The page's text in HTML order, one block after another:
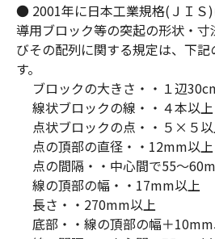
● 2001年に日本工業規格(ＪＩＳ
導用ブロック等の突起の形状・
びその配列に関する規定は、下記
す。
ブロックの大きさ・・１辺
線状ブロックの線・・４本以上
点状ブロックの点・・５×５
点の頂部の直径・・12mm以上
点の間隔・・中心間で55～
線の頂部の幅・・17mm以上
長さ・・270mm以上
底部・・線の頂部の幅＋